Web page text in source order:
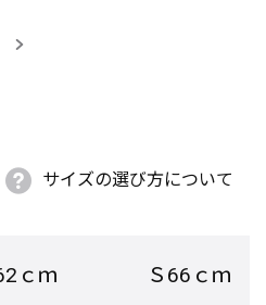
サイズの選び方について
ｃｍ Ｓ66ｃｍ